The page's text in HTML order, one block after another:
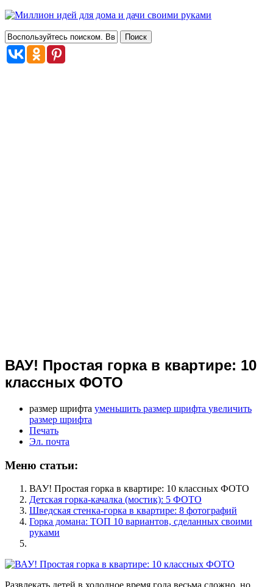
ВАУ! Простая горка в квартире: 10
классных ФОТО
размер шрифта уменьшить размер шрифта увеличить
размер шрифта
Печать
Эл. почта
Меню статьи:
ВАУ! Простая горка в квартире: 10 классных ФОТО
Детская горка-качалка (мостик): 5 ФОТО
Шведская стенка-горка в квартире: 8 фотографий
Горка домана: ТОП 10 вариантов, сделанных своими
руками